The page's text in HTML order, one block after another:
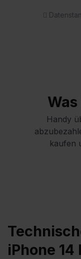
Handy
kaufen
iPhone 14